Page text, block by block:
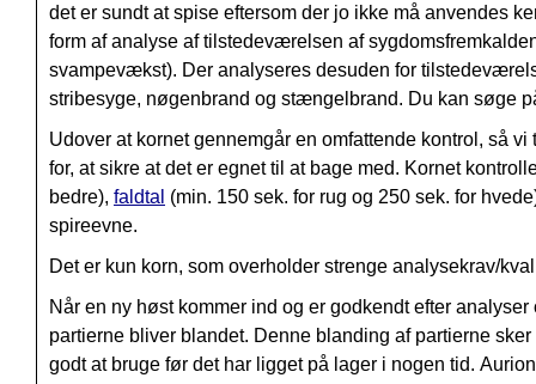
det er sundt at spise eftersom der jo ikke må anvendes
form af analyse af tilstedeværelsen af
svampevækst). Der analyseres desuden for
stribesyge, nøgenbrand og stængelbrand. Du kan søge
Udover at kornet gennemgår en omfattende kontrol, så
for, at sikre at det er egnet til at bage med. Kornet
bedre), faldtal (min. 150 sek. for rug og 250 sek. for
spireevne.
Det er kun korn, som overholder strenge analysekrav/
Når en ny høst kommer ind og er godkendt efter
partierne bliver blandet. Denne blanding af partierne
godt at bruge før det har ligget på lager i nogen tid.